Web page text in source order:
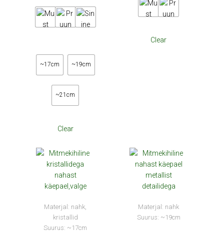
~17cm ~19cm
~21cm
Clear
Clear
Materjal: nahk,
kristallid
Suurus: ~17cm
Materjal: nahk
Suurus: ~19cm